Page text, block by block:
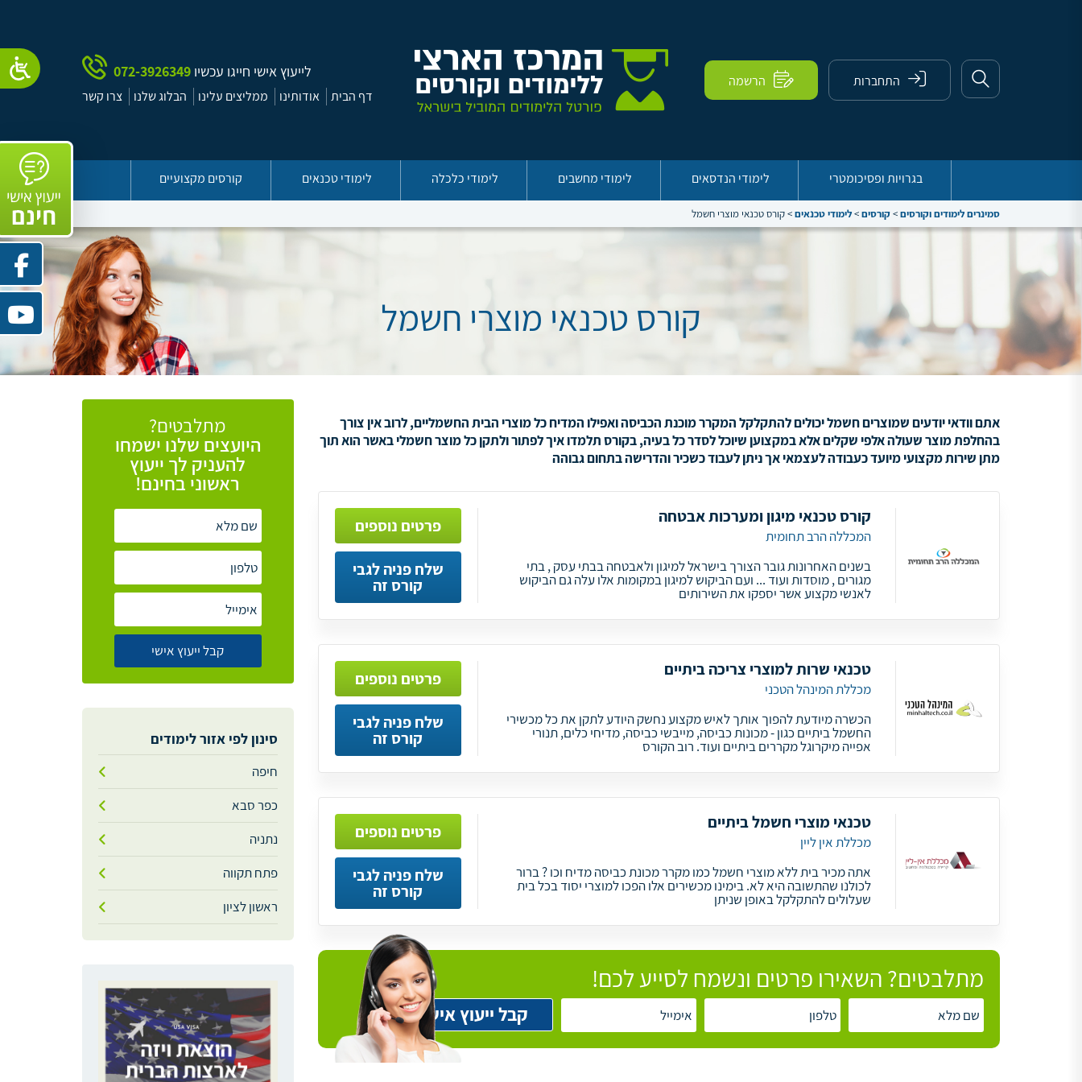
התחברות הרשמה
לייעוץ אישי חייגו עכשיו 072-3926349
דף הבית אודותינו ממליצים עלינו הבלוג שלנו צרו קשר
בגרויות ופסיכומטרי לימודי הנדסאים לימודי מחשבים לימודי כלכלה לימודי טכנאים קורסים מקצועיים
סמינרים לימודים וקורסים>קורסים>לימודי טכנאים>קורס טכנאי מוצרי חשמל
קורס טכנאי מוצרי חשמל
אתם וודאי יודעים שמוצרים חשמל יכולים להתקלקל המקרר מוכנת הכביסה ואפילו המדיח כל מוצרי הבית החשמליים, לרוב אין צורך
בהחלפת מוצר שעולה אלפי שקלים אלא במקצוען שיוכל לסדר כל בעיה, בקורס תלמדו איך לפתור ולתקן כל מוצר חשמלי באשר הוא תוך
מתן שירות מקצועי מיועד כעבודה לעצמאי אך ניתן לעבוד כשכיר והדרישה בתחום גבוהה
קורס טכנאי מיגון ומערכות אבטחה
המכללה הרב תחומית
בשנים האחרונות גובר הצורך בישראל למיגון ולאבטחה בבתי עסק , בתי
מגורים , מוסדות ועוד ... ועם הביקוש למיגון במקומות אלו עלה גם הביקוש
לאנשי מקצוע אשר יספקו את השירותים
פרטים נוספים
שלח פניה לגבי
קורס זה
טכנאי שרות למוצרי צריכה ביתיים
מכללת המינהל הטכני
הכשרה מיודעת להפוך אותך לאיש מקצוע נחשק היודע לתקן את כל מכשירי
החשמל ביתיים כגון - מכונות כביסה, מייבשי כביסה, מדיחי כלים, תנורי
אפייה מיקרוגל מקררים ביתיים ועוד. רוב הקורס
פרטים נוספים
שלח פניה לגבי
קורס זה
טכנאי מוצרי חשמל ביתיים
מכללת אין ליין
אתה מכיר בית ללא מוצרי חשמל כמו מקרר מכונת כביסה מדיח וכו ? ברור
לכולנו שהתשובה היא לא. בימינו מכשירים אלו הפכו למוצרי יסוד בכל בית
שעלולים להתקלקל באופן שניתן
פרטים נוספים
שלח פניה לגבי
קורס זה
מתלבטים? השאירו פרטים ונשמח לסייע לכם!
מתלבטים?
היועצים שלנו ישמחו
להעניק לך ייעוץ
ראשוני בחינם!
סינון לפי אזור לימודים
חיפה
כפר סבא
נתניה
פתח תקווה
ראשון לציון